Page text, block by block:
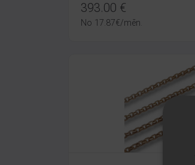
393.00 €
No 17.87€/mēn.